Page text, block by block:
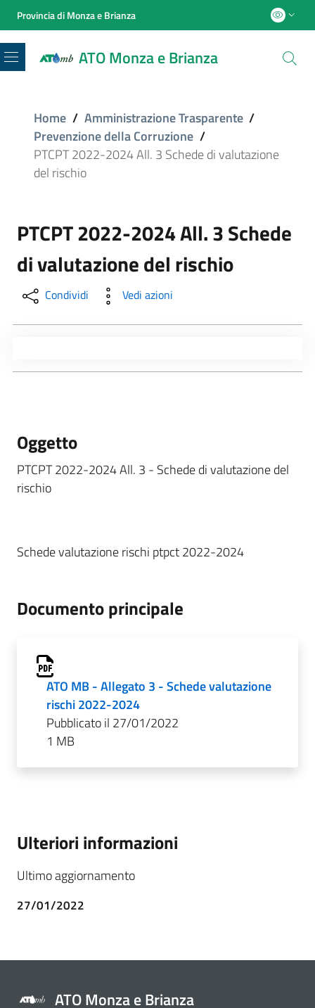
Provincia di Monza e Brianza
ATO Monza e Brianza
Menu
Home / Amministrazione Trasparente /
Prevenzione della Corruzione /
PTCPT 2022-2024 All. 3 Schede di valutazione
del rischio
PTCPT 2022-2024 All. 3 Schede
di valutazione del rischio
Condividi Vedi azioni
Oggetto
PTCPT 2022-2024 All. 3 - Schede di valutazione del
rischio
Schede valutazione rischi ptpct 2022-2024
Documento principale
ATO MB - Allegato 3 - Schede valutazione
rischi 2022-2024
Pubblicato il 27/01/2022
1 MB
Ulteriori informazioni
Ultimo aggiornamento
27/01/2022
ATO Monza e Brianza